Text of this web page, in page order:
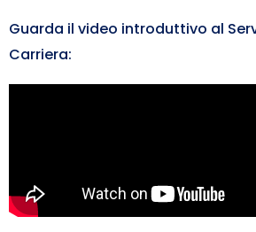
Guarda il video introduttivo al
Carriera: